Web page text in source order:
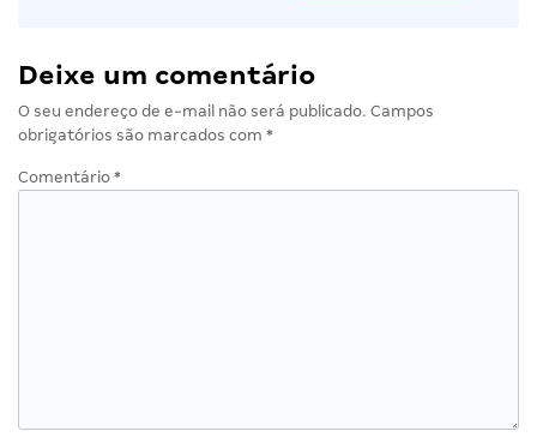
Deixe um comentário
O seu endereço de e-mail não será publicado. Campos
obrigatórios são marcados com *
Comentário *